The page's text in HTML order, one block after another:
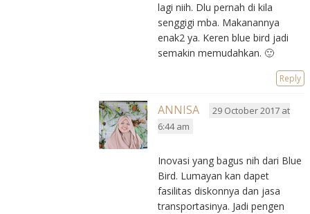
lagi niih. Dlu pernah di kila
senggigi mba. Makanannya
enak2 ya. Keren blue bird jadi
semakin memudahkan. 🙂
Reply
ANNISA
29 October 2017 at
6:44 am
Inovasi yang bagus nih dari Blue
Bird. Lumayan kan dapet
fasilitas diskonnya dan jasa
transportasinya. Jadi pengen